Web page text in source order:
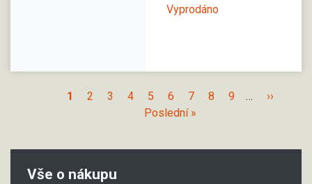
Vyprodáno
1 2 3 4 5 6 7 8 9 …
››
Poslední »
Vše o nákupu